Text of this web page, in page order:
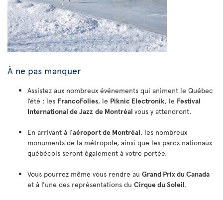
À ne pas manquer
Assistez aux nombreux événements qui animent le Québec
l’été : les FrancoFolies, le Piknic Electronik, le Festival
International de Jazz de Montréal vous y attendront.
En arrivant à l’aéroport de Montréal, les nombreux
monuments de la métropole, ainsi que les parcs nationaux
québécois seront également à votre portée.
Vous pourrez même vous rendre au Grand Prix du Canada
et à l’une des représentations du Cirque du Soleil.